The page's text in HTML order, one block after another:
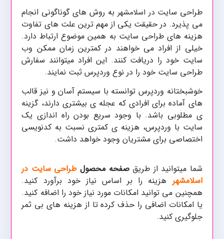
طراحی سایتدر اسلامشهر به روش های گوناگونی انجام
می پذیرد. در حقیقت یکی از مهم ترین علت های تفاوت
هزینه های طراحی سایت به همین موضوع ارتباط دارد.
خیلی از افراد می خواهند در کمترین زمان ممکن وب
سایت خود را دریافت کنند. این افراد میتوانند سفارش
طراحی سایت خود را در نوع وردپرس ثبت نمایند.
خوشبختانه وردپرس توانسته با سیستم آسان و نیز قالب
های آماده برای افرادی که عجله ی بیشتری دارند، گزینه
ی مطلوبی باشد. با وجود سریع بودن راه اندازی یک
سایت با وردپرس، هزینه ی کمتری نسبت به کدنویسی
اختصاصی برای مشتریان وجود خواهد داشت.
شما میتوانید از طریقصفحه محصولطراحی سایت در
اسلامشهر هزینه را بر اساس نیاز خود برآورد کنید.
همچنین می توانید امکانات مورد نیاز خود را اضافه کنید.
یا امکانات اضافی را حذف کرده تا از هزینه های بی ثمر
جلوگیری کنید.